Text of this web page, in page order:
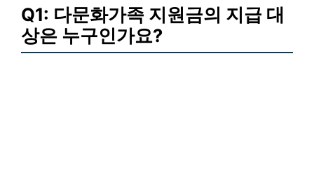
Q1: 다문화가족 지원금의 지급 대
상은 누구인가요?